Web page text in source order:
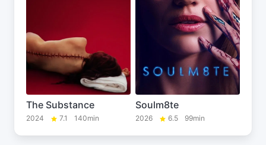
The Substance
2024 7.1 140min
Soulm8te
2026 6.5 99min